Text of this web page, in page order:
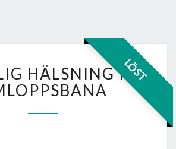
LÖST
HÄLSNING
I
OMLOPPSBANA
HÄLSNING I